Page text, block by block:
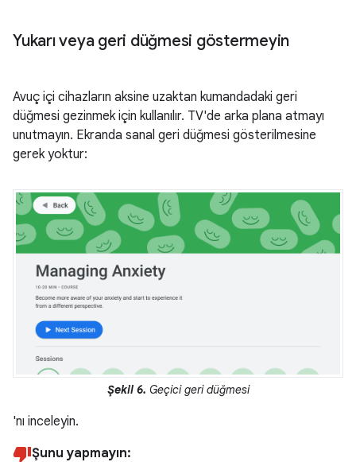
Yukarı veya geri düğmesi göstermeyin
Avuç içi cihazların aksine uzaktan kumandadaki geri
düğmesi gezinmek için kullanılır. TV'de arka plana atmayı
unutmayın. Ekranda sanal geri düğmesi gösterilmesine
gerek yoktur:
Şekil 6. Geçici geri düğmesi
'nı inceleyin.
Şunu yapmayın: